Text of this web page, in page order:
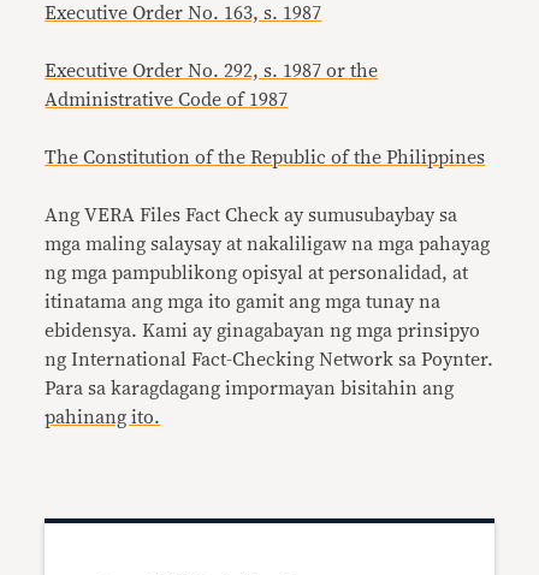
Executive Order No. 163, s. 1987
Executive Order No. 292, s. 1987 or the
Administrative Code of 1987
The Constitution of the Republic of the Philippines
Ang VERA Files Fact Check ay sumusubaybay sa
mga maling salaysay at nakaliligaw na mga pahayag
ng mga pampublikong opisyal at personalidad, at
itinatama ang mga ito gamit ang mga tunay na
ebidensya. Kami ay ginagabayan ng mga prinsipyo
ng International Fact-Checking Network sa Poynter.
Para sa karagdagang impormayan bisitahin ang
pahinang ito.